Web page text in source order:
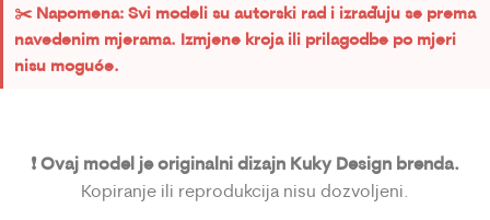
✂️ Napomena: Svi modeli su autorski rad i izrađuju se prema
navedenim mjerama. Izmjene kroja ili prilagodbe po mjeri
nisu moguće.
❗ Ovaj model je originalni dizajn Kuky Design brenda.
Kopiranje ili reprodukcija nisu dozvoljeni.